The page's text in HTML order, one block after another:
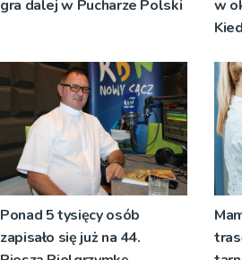
gra dalej w Pucharze Polski
w
Ponad 5 tysięcy osób
zapisało się już na 44.